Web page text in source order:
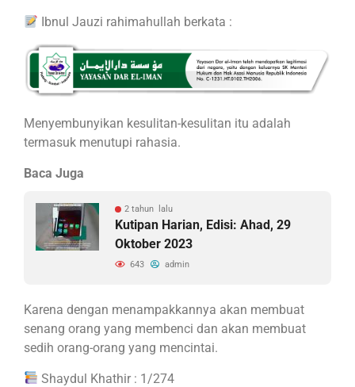
Ibnul Jauzi rahimahullah berkata :
Menyembunyikan kesulitan-kesulitan itu adalah
termasuk menutupi rahasia.
Baca Juga
2 tahun lalu
Kutipan Harian, Edisi: Ahad, 29
Oktober 2023
643 admin
Karena dengan menampakkannya akan membuat
senang orang yang membenci dan akan membuat
sedih orang-orang yang mencintai.
Shaydul Khathir : 1/274